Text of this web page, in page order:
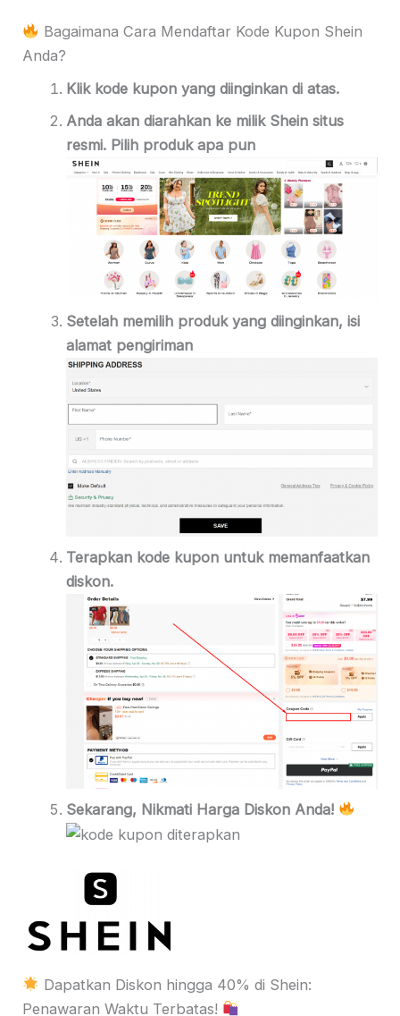
Bagaimana Cara Mendaftar Kode Kupon Shein
Anda?
Klik kode kupon yang diinginkan di atas.
Anda akan diarahkan ke milik Shein situs
resmi. Pilih produk apa pun
Setelah memilih produk yang diinginkan, isi
alamat pengiriman
Terapkan kode kupon untuk memanfaatkan
diskon.
Sekarang, Nikmati Harga Diskon Anda!
Dapatkan Diskon hingga 40% di Shein:
Penawaran Waktu Terbatas!